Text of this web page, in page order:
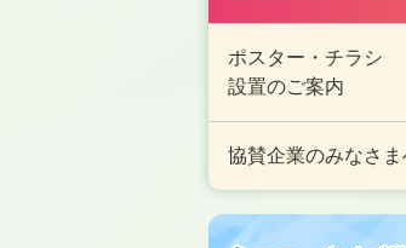
ポスター・チラシ
設置のご案内
協賛企業のみなさま